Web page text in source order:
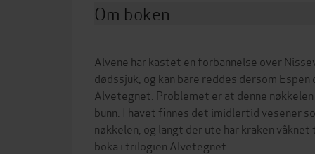
Om boken
Alvene har kastet en forbannelse over
dødssjuk, og kan bare reddes dersom Espen
Alvetegnet. Problemet er at denne
bunn. I havet finnes det imidlertid vesener
nøkkelen, og langt der ute har kraken
boka i trilogien Alvetegnet.